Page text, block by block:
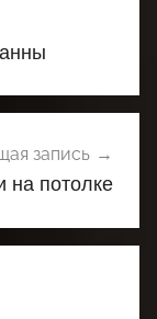
запись
на потолке